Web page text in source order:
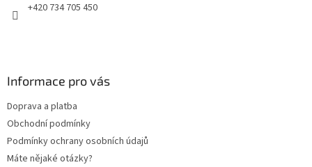
+420 734 705 450
Informace pro vás
Doprava a platba
Obchodní podmínky
Podmínky ochrany osobních údajů
Máte nějaké otázky?